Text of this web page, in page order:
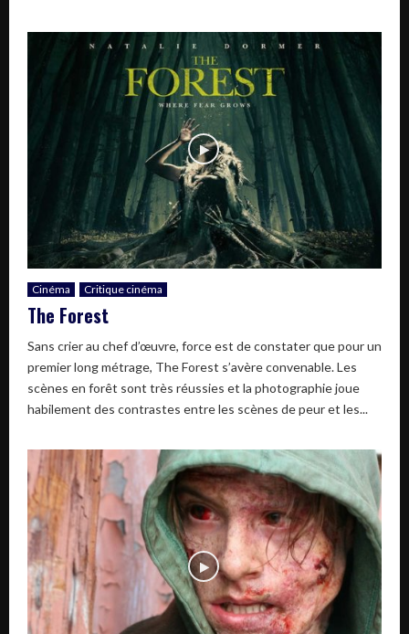
Cinéma Critique cinéma
The Forest
Sans crier au chef d’œuvre, force est de constater que pour un
premier long métrage, The Forest s’avère convenable. Les
scènes en forêt sont très réussies et la photographie joue
habilement des contrastes entre les scènes de peur et les...